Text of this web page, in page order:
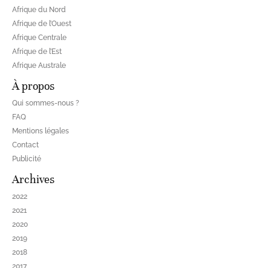
Afrique du Nord
Afrique de l’Ouest
Afrique Centrale
Afrique de l’Est
Afrique Australe
À propos
Qui sommes-nous ?
FAQ
Mentions légales
Contact
Publicité
Archives
2022
2021
2020
2019
2018
2017